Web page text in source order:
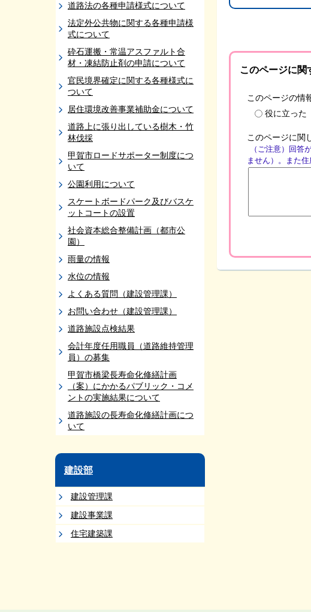
道路法の各種申請様式について
法定外公共物に関する各種申請様
式について
砕石運搬・常温アスファルト合
材・凍結防止剤の申請について
官民境界確定に関する各種様式に
ついて
居住環境改善事業補助金について
道路上に張り出している樹木・竹
林伐採
甲賀市ロードサポーター制度につ
いて
公園利用について
スケートボードパーク及びバスケ
ットコートの設置
社会資本総合整備計画（都市公
園）
雨量の情報
水位の情報
よくある質問（建設管理課）
お問い合わせ（建設管理課）
道路施設点検結果
会計年度任用職員（道路維持管理
員）の募集
甲賀市橋梁長寿命化修繕計画
（案）にかかるパブリック・コメ
ントの実施結果について
道路施設の長寿命化修繕計画につ
いて
建設部
建設管理課
建設事業課
住宅建築課
このページに関
このページの情
役に立った
このページに関
（ご注意）回答
ません）。また